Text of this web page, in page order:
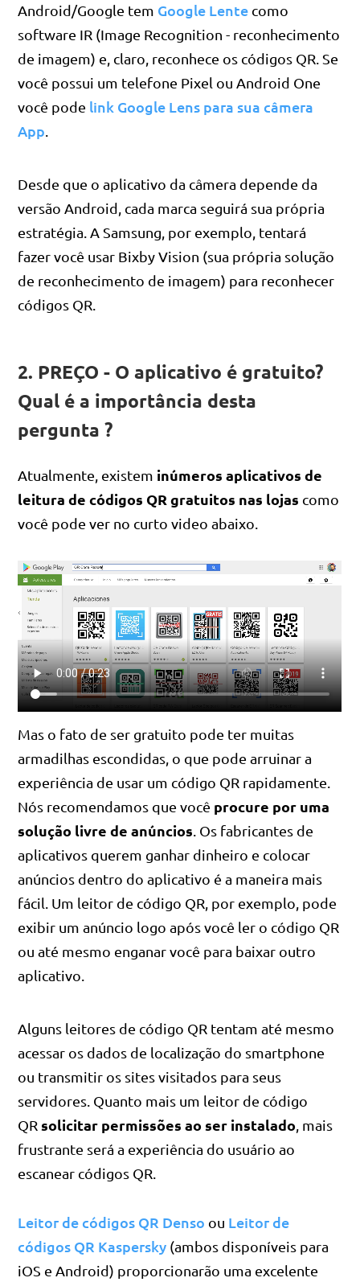
Android/Google tem Google Lente como
software IR (Image Recognition - reconhecimento
de imagem) e, claro, reconhece os códigos QR. Se
você possui um telefone Pixel ou Android One
você pode link Google Lens para sua câmera
App
Desde que o aplicativo da câmera depende da
versão Android, cada marca seguirá sua própria
estratégia. A Samsung, por exemplo, tentará
fazer você usar Bixby Vision (sua própria solução
de reconhecimento de imagem) para reconhecer
códigos QR.
2. PREÇO - O aplicativo é gratuito?
Qual é a importância desta
pergunta ?
Atualmente, existem inúmeros aplicativos de
leitura de códigos QR gratuitos nas lojas como
você pode ver no curto video abaixo.
Mas o fato de ser gratuito pode ter muitas
armadilhas escondidas, o que pode arruinar a
experiência de usar um código QR rapidamente.
Nós recomendamos que você procure por uma
solução livre de anúncios . Os fabricantes de
aplicativos querem ganhar dinheiro e colocar
anúncios dentro do aplicativo é a maneira mais
fácil. Um leitor de código QR, por exemplo, pode
exibir um anúncio logo após você ler o código QR
ou até mesmo enganar você para baixar outro
aplicativo.
Alguns leitores de código QR tentam até mesmo
acessar os dados de localização do smartphone
ou transmitir os sites visitados para seus
servidores. Quanto mais um leitor de código
QR solicitar permissões ao ser instalado , mais
frustrante será a experiência do usuário ao
escanear códigos QR.
Leitor de códigos QR Denso ou Leitor de
códigos QR Kaspersky (ambos disponíveis para
iOS e Android) proporcionarão uma excelente